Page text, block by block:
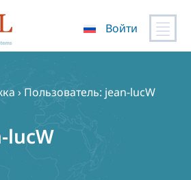
Войти
› Пользователь: jean-lucW
lucW